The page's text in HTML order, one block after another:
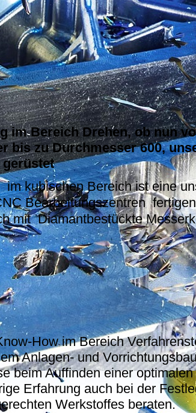
im Bereich Drehen, ob nun
bis zu Durchmesser 600,
gerüstet
im kubischen Bereich ist eine
Bearbeitungszentren
mit Diamantbestückte
How im Bereich
Anlagen- und
beim Auffinden einer
Erfahrung auch bei der
Werkstoffes beraten.